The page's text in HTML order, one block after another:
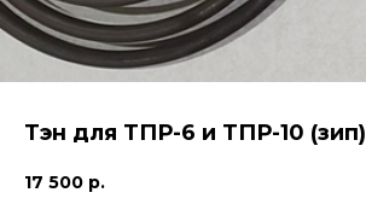
Тэн для ТПР-6 и ТПР-10 (зип)
17 500 р.